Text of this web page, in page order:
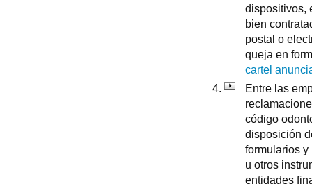
dispositivos,
bien
postal o
queja en
cartel
Entre las
código
disposición
formularios
u otros
entidades